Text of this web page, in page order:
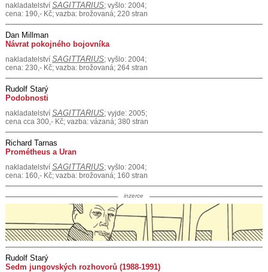
nakladatelství SAGITTARIUS; vyšlo: 2004;
cena: 190,- Kč; vazba: brožovaná; 220 stran
Dan Millman
Návrat pokojného bojovníka
nakladatelství SAGITTARIUS; vyšlo: 2004;
cena: 230,- Kč; vazba: brožovaná; 264 stran
Rudolf Starý
Podobnosti
nakladatelství SAGITTARIUS; vyjde: 2005;
cena cca 300,- Kč; vazba: vázaná; 380 stran
Richard Tarnas
Prométheus a Uran
nakladatelství SAGITTARIUS; vyšlo: 2004;
cena: 160,- Kč; vazba: brožovaná; 160 stran
inzerce
Rudolf Starý
Sedm jungovských rozhovorů (1988-1991)